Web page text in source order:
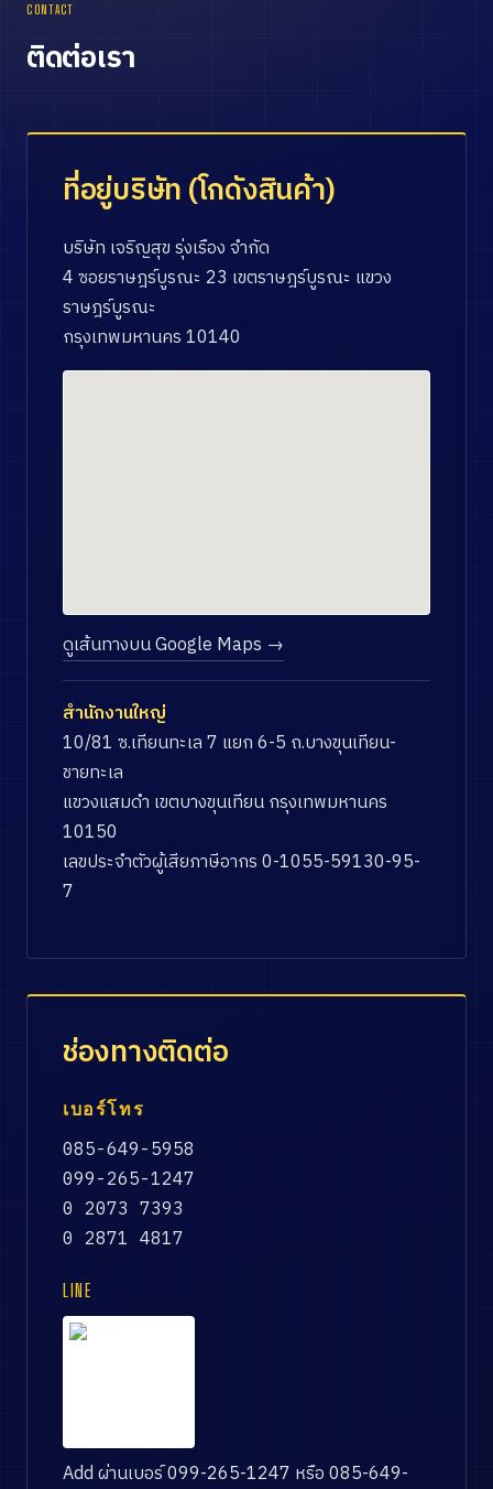
CONTACT
ติดต่อเรา
ที่อยู่บริษัท (โกดังสินค้า)
บริษัท เจริญสุข รุ่งเรือง จำกัด
4 ซอยราษฎร์บูรณะ 23 เขตราษฎร์บูรณะ แขวง
ราษฎร์บูรณะ
กรุงเทพมหานคร 10140
ดูเส้นทางบน Google Maps →
สำนักงานใหญ่
10/81 ซ.เทียนทะเล 7 แยก 6-5 ถ.บางขุนเทียน-
ชายทะเล
แขวงแสมดำ เขตบางขุนเทียน กรุงเทพมหานคร
10150
เลขประจำตัวผู้เสียภาษีอากร 0-1055-59130-95-
7
ช่องทางติดต่อ
เบอร์โทร
085-649-5958
099-265-1247
0 2073 7393
0 2871 4817
LINE
Add ผ่านเบอร์ 099-265-1247 หรือ 085-649-